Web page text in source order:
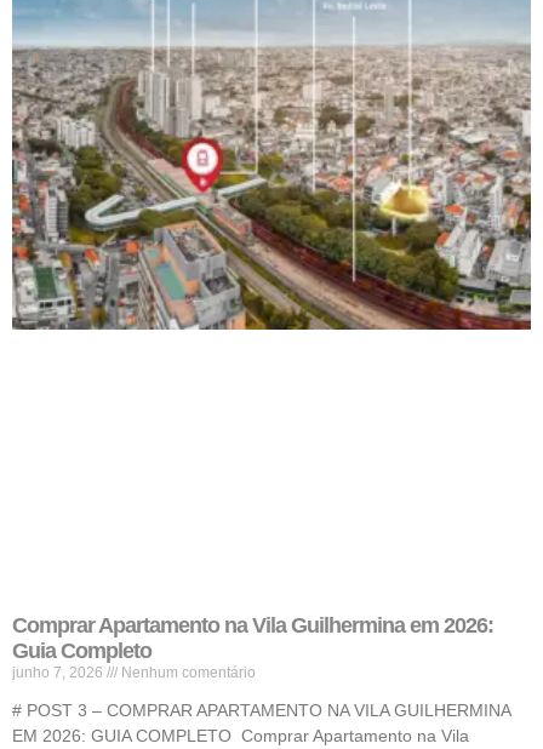
Comprar Apartamento na Vila Guilhermina em 2026:
Guia Completo
junho 7, 2026 Nenhum comentário
# POST 3 – COMPRAR APARTAMENTO NA VILA GUILHERMINA
EM 2026: GUIA COMPLETO Comprar Apartamento na Vila